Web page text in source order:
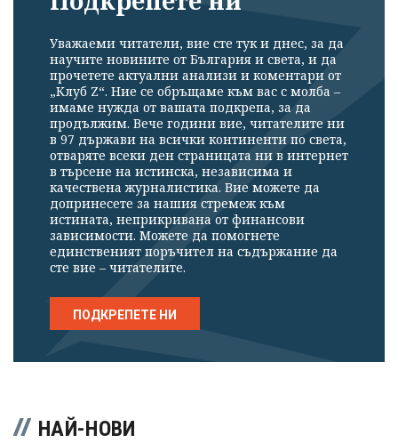
Уважаеми читатели, вие сте тук и днес, за да
научите новините от България и света, и да
прочетете актуални анализи и коментари от
„Клуб Z“. Ние се обръщаме към вас с молба –
имаме нужда от вашата подкрепа, за да
продължим. Вече години вие, читателите ни
в 97 държави на всички континенти по света,
отваряте всеки ден страницата ни в интернет
в търсене на истинска, независима и
качествена журналистика. Вие можете да
допринесете за нашия стремеж към
истината, неприкривана от финансови
зависимости. Можете да помогнете
единственият поръчител на съдържание да
сте вие – читателите.
ПОДКРЕПЕТЕ НИ
НАЙ-НОВИ